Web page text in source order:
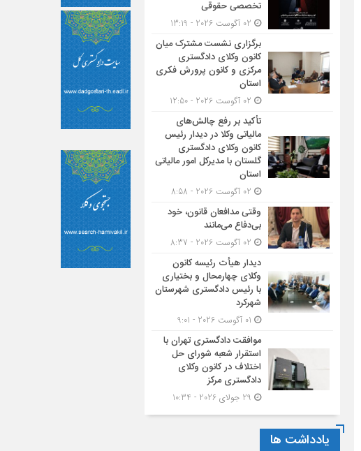
تخصصی حقوقی
برگزاری نشست مشترک میان
کانون وکلای دادگستری
مرکزی و کانون پرورش فکری
استان
تأکید بر رفع چالش‌های
مالیاتی وکلا در دیدار رئیس
کانون وکلای دادگستری
گلستان با مدیرکل امور مالیاتی
استان
وقتی مدافعان قانون، خود
بی‌دفاع می‌مانند
دیدار هیأت رئیسه کانون
وکلای چهارمحال و بختیاری
با رئیس دادگستری شهرستان
شهرکرد
موافقت دادگستری تهران با
استقرار شعبه شورای حل
اختلاف در کانون وکلای
دادگستری مرکز
یادداشت ها